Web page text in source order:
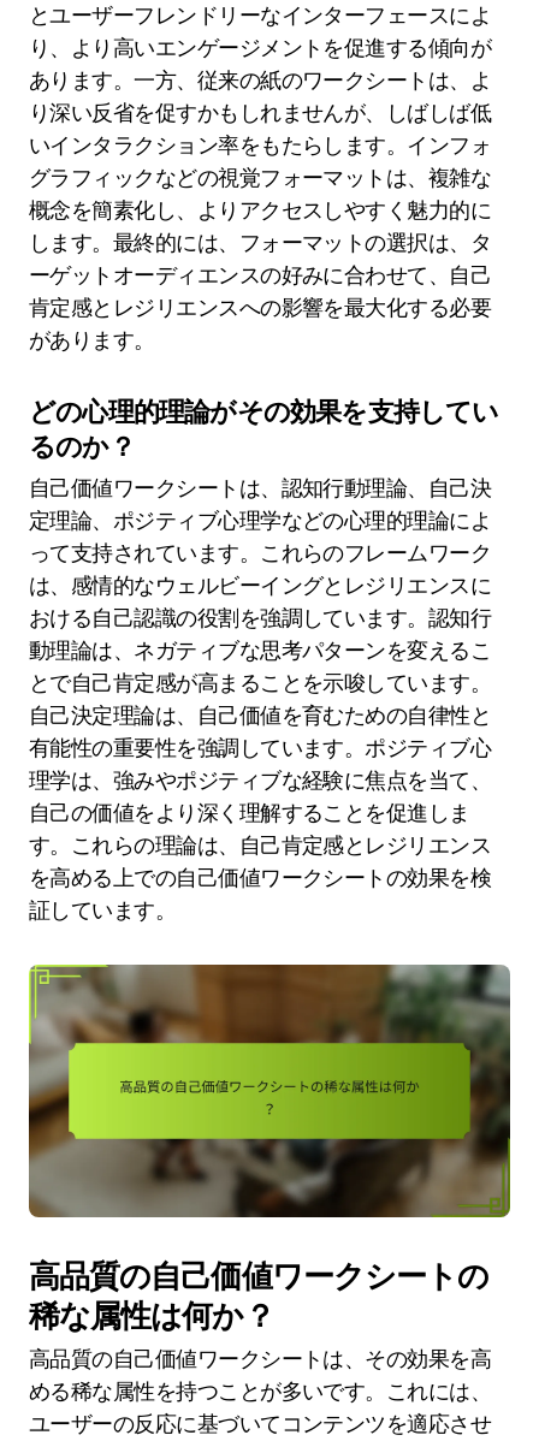
とユーザーフレンドリーなインターフェースによ
り、より高いエンゲージメントを促進する傾向が
あります。一方、従来の紙のワークシートは、よ
り深い反省を促すかもしれませんが、しばしば低
いインタラクション率をもたらします。インフォ
グラフィックなどの視覚フォーマットは、複雑な
概念を簡素化し、よりアクセスしやすく魅力的に
します。最終的には、フォーマットの選択は、タ
ーゲットオーディエンスの好みに合わせて、自己
肯定感とレジリエンスへの影響を最大化する必要
があります。
どの心理的理論がその効果を支持してい
るのか？
自己価値ワークシートは、認知行動理論、自己決
定理論、ポジティブ心理学などの心理的理論によ
って支持されています。これらのフレームワーク
は、感情的なウェルビーイングとレジリエンスに
おける自己認識の役割を強調しています。認知行
動理論は、ネガティブな思考パターンを変えるこ
とで自己肯定感が高まることを示唆しています。
自己決定理論は、自己価値を育むための自律性と
有能性の重要性を強調しています。ポジティブ心
理学は、強みやポジティブな経験に焦点を当て、
自己の価値をより深く理解することを促進しま
す。これらの理論は、自己肯定感とレジリエンス
を高める上での自己価値ワークシートの効果を検
証しています。
高品質の自己価値ワークシートの
稀な属性は何か？
高品質の自己価値ワークシートは、その効果を高
める稀な属性を持つことが多いです。これには、
ユーザーの反応に基づいてコンテンツを適応させ